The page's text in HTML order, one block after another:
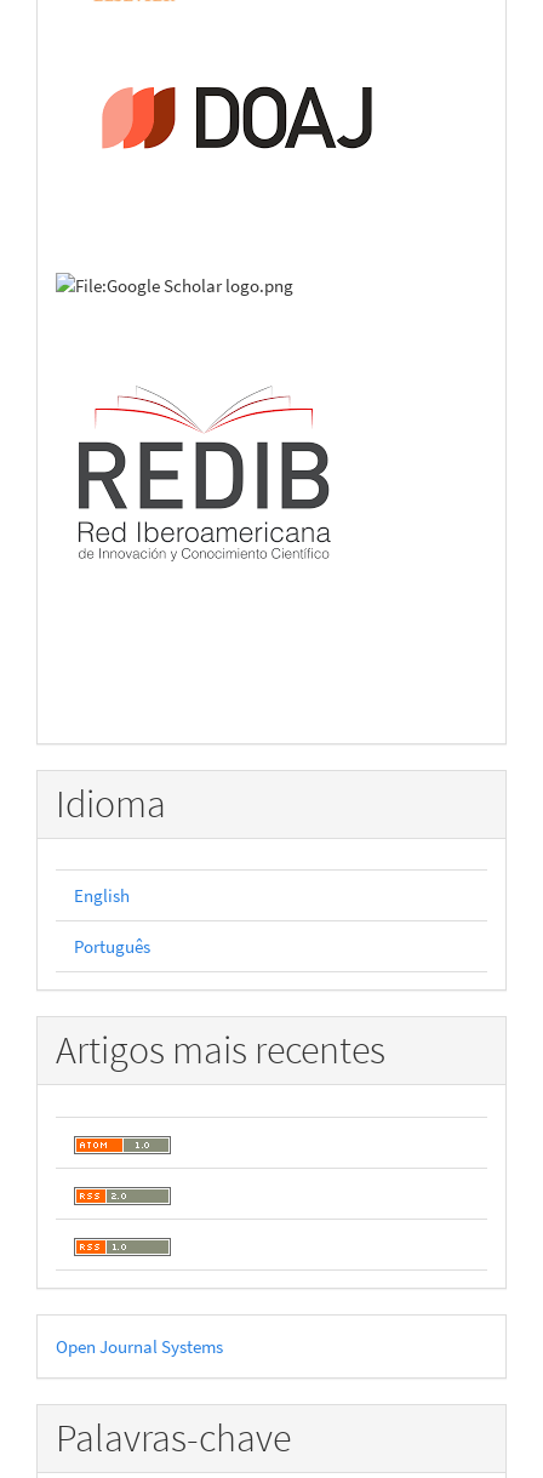
Idioma
English
Português
Artigos mais recentes
Desenvolvido
por
Open Journal Systems
Palavras-chave